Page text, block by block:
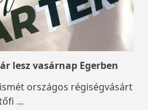
lesz vasárnap Egerben
országos régiségvásárt
...